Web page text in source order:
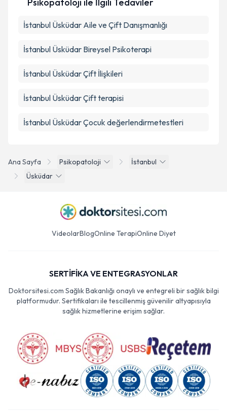
Ana Sayfa Psikopatoloji
İstanbul
Üsküdar
İstanbul Üsküdar Aile ve Çift Danışmanlığı
İstanbul Üsküdar Bireysel Psikoterapi
İstanbul Üsküdar Çift İlişkileri
İstanbul Üsküdar Çift terapisi
İstanbul Üsküdar Çocuk değerlendirmetestleri
VideolarBlogOnline TerapiOnline Diyet
SERTİFİKA VE ENTEGRASYONLAR
Doktorsitesi.com Sağlık Bakanlığı onaylı ve entegreli bir sağlık bilgi
platformudur. Sertifikaları ile tescillenmiş güvenilir altyapısıyla
sağlık hizmetlerine erişim sağlar.